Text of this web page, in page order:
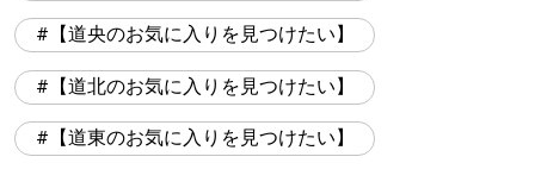
【道央のお気に入りを見つけたい】
【道北のお気に入りを見つけたい】
【道東のお気に入りを見つけたい】